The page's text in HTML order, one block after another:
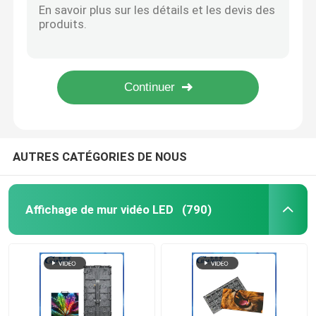
Mur visuel extérieur de LED
Affichage LED à pas fin
Modules d'affichage à LED d'intérieur
Lumière de bande menée par RVB
AUTRES CATÉGORIES DE NOUS
Affichage de mur vidéo LED (790)